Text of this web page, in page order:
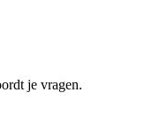
je vragen.